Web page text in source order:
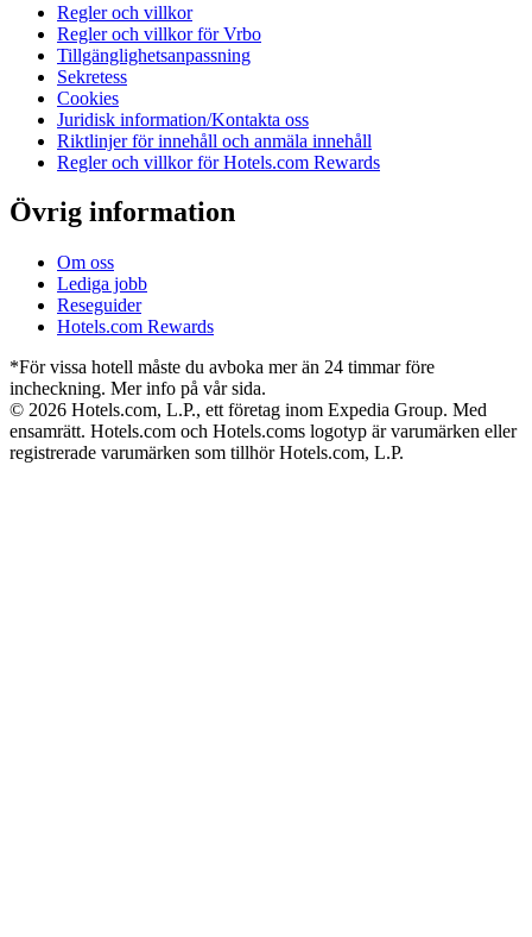
Regler och villkor
Regler och villkor för Vrbo
Tillgänglighetsanpassning
Sekretess
Cookies
Juridisk information/Kontakta oss
Riktlinjer för innehåll och anmäla innehåll
Regler och villkor för Hotels.com Rewards
Övrig information
Om oss
Lediga jobb
Reseguider
Hotels.com Rewards
*För vissa hotell måste du avboka mer än 24 timmar före
incheckning. Mer info på vår sida.
© 2026 Hotels.com, L.P., ett företag inom Expedia Group. Med
ensamrätt. Hotels.com och Hotels.coms logotyp är varumärken eller
registrerade varumärken som tillhör Hotels.com, L.P.